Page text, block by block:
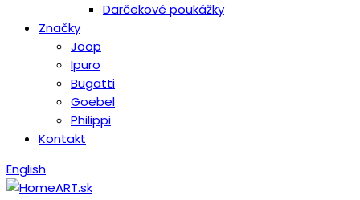
Darčekové poukážky
Značky
Joop
Ipuro
Bugatti
Goebel
Philippi
Kontakt
English